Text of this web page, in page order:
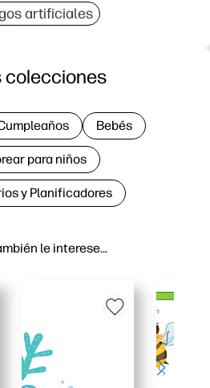
artificiales
le interese…
colecciones
Bebés
para niños
y Planificadores